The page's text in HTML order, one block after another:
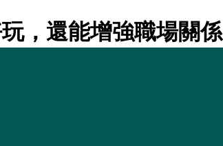
，還能增強職場關係